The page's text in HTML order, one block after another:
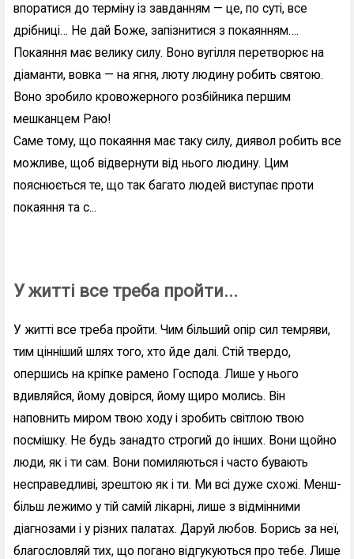
впоратися до терміну із завданням — це, по суті, все
дрібниці… Не дай Боже, запізнитися з покаянням….
Покаяння має велику силу. Воно вугілля перетворює на
діаманти, вовка — на ягня, люту людину робить святою.
Воно зробило кровожерного розбійника першим
мешканцем Раю!
Саме тому, що покаяння має таку силу, диявол робить все
можливе, щоб відвернути від нього людину. Цим
пояснюється те, що так багато людей виступає проти
покаяння та с...
У житті все треба пройти...
У житті все треба пройти. Чим більший опір сил темряви,
тим цінніший шлях того, хто йде далі. Стій твердо,
опершись на кріпке рамено Господа. Лише у нього
вдивляйся, йому довірся, йому щиро молись. Він
наповнить миром твою ходу і зробить світлою твою
посмішку. Не будь занадто строгий до інших. Вони щойно
люди, як і ти сам. Вони помиляються і часто бувають
несправедливі, зрештою як і ти. Ми всі дуже схожі. Менш-
більш лежимо у тій самій лікарні, лише з відмінними
діагнозами і у різних палатах. Даруй любов. Борись за неї,
благословляй тих, що погано відгукуються про тебе. Лише